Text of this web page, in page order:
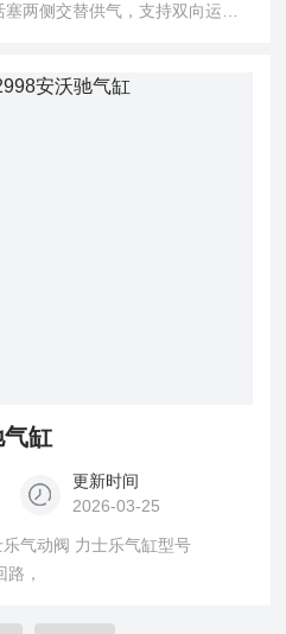
两侧交替供气，支持双向运动
缸
更新时间
2026-03-25
气动阀 力士乐气缸型号
，